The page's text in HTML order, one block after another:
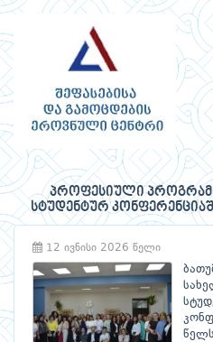
პროფესიული
სტუდენტურ
12 ივნისი 2026 წელი